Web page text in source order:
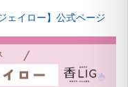
イロー】公式ページ